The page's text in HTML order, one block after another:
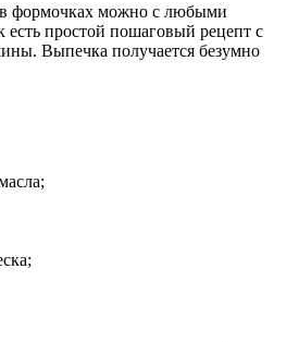
формочках можно с любыми
есть простой пошаговый рецепт с
Выпечка получается безумно